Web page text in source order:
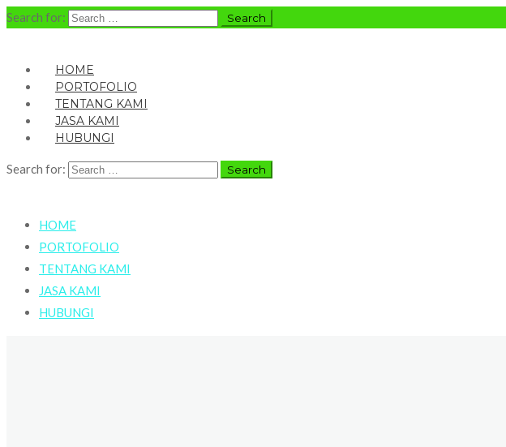
Search for:
HOME
PORTOFOLIO
TENTANG KAMI
JASA KAMI
HUBUNGI
Search for:
HOME
PORTOFOLIO
TENTANG KAMI
JASA KAMI
HUBUNGI